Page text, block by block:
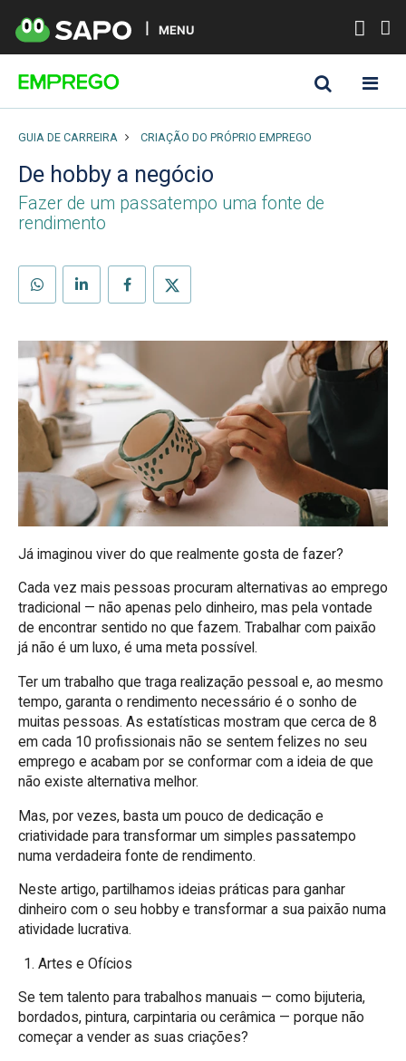
MENU
GUIA DE CARREIRA CRIAÇÃO DO PRÓPRIO EMPREGO
De hobby a negócio
Fazer de um passatempo uma fonte de
rendimento
Já imaginou viver do que realmente gosta de fazer?
Cada vez mais pessoas procuram alternativas ao emprego
tradicional — não apenas pelo dinheiro, mas pela vontade
de encontrar sentido no que fazem. Trabalhar com paixão
já não é um luxo, é uma meta possível.
Ter um trabalho que traga realização pessoal e, ao mesmo
tempo, garanta o rendimento necessário é o sonho de
muitas pessoas. As estatísticas mostram que cerca de 8
em cada 10 profissionais não se sentem felizes no seu
emprego e acabam por se conformar com a ideia de que
não existe alternativa melhor.
Mas, por vezes, basta um pouco de dedicação e
criatividade para transformar um simples passatempo
numa verdadeira fonte de rendimento.
Neste artigo, partilhamos ideias práticas para ganhar
dinheiro com o seu hobby e transformar a sua paixão numa
atividade lucrativa.
Artes e Ofícios
Se tem talento para trabalhos manuais — como bijuteria,
bordados, pintura, carpintaria ou cerâmica — porque não
começar a vender as suas criações?